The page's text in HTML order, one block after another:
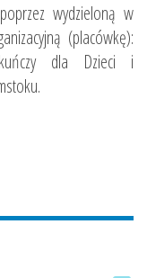
wydzieloną w
(placówkę):
dla Dzieci i